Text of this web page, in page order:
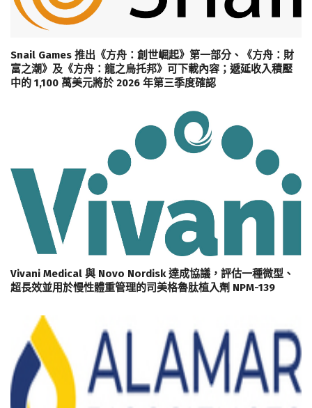
Snail Games 推出《方舟：創世崛起》第一部分、《方舟：財
富之潮》及《方舟：龍之烏托邦》可下載內容；遞延收入積壓
中的 1,100 萬美元將於 2026 年第三季度確認
Vivani Medical 與 Novo Nordisk 達成協議，評估一種微型、
超長效並用於慢性體重管理的司美格魯肽植入劑 NPM-139